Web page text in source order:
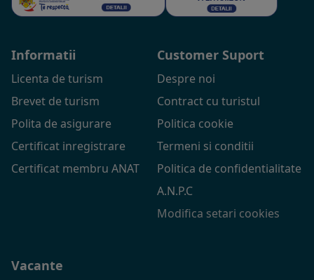
Informatii
Licenta de turism
Brevet de turism
Polita de asigurare
Certificat inregistrare
Certificat membru ANAT
Customer Suport
Despre noi
Contract cu turistul
Politica cookie
Termeni si conditii
Politica de confidentialitate
A.N.P.C
Modifica setari cookies
Vacante